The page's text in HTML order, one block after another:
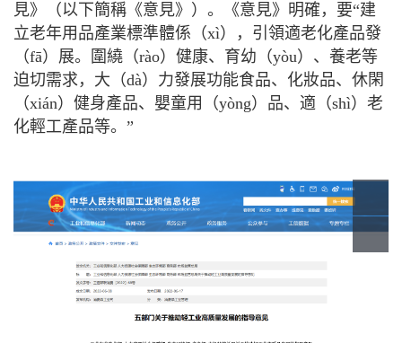
見》（以下簡稱《意見》）。《意見》明確，要“建
立老年用品產業標準體係（xì），引領適老化產品發
（fā）展。圍繞（rào）健康、育幼（yòu）、養老等
迫切需求，大（dà）力發展功能食品、化妝品、休閑
（xián）健身產品、嬰童用（yòng）品、適（shì）老
化輕工產品等。”